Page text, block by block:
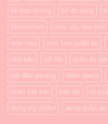
kệ treo tường kệ đa năng
Minimalism máy sấy dao thớt
móc treo móc treo quần áo
nhà bếp nồi lẩu quần áo
tab đầu giường thảm decor
thảm trải sàn treo tất tủ
đựng mỹ phẩm đựng quần áo